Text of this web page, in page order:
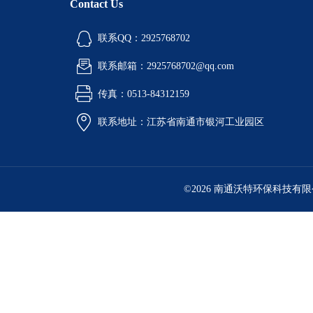
Contact Us
联系QQ：2925768702
联系邮箱：2925768702@qq.com
传真：0513-84312159
联系地址：江苏省南通市银河工业园区
©2026 南通沃特环保科技有